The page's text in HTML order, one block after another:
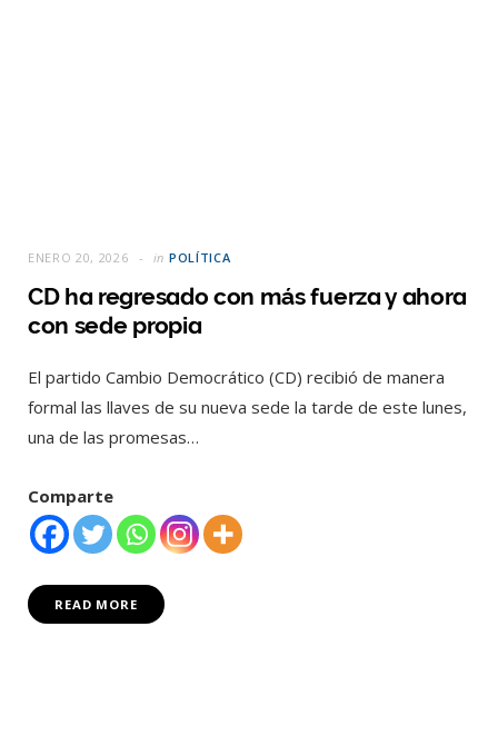
ENERO 20, 2026 in POLÍTICA
CD ha regresado con más fuerza y ahora
con sede propia
El partido Cambio Democrático (CD) recibió de manera
formal las llaves de su nueva sede la tarde de este lunes,
una de las promesas…
Comparte
READ MORE